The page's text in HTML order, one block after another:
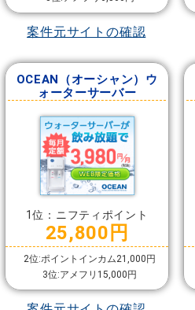
案件元サイトの確認
OCEAN（オーシャン）ウ
ォーターサーバー
1位：ニフティポイント
25,800円
2位:ポイントインカム21,000円
3位:アメフリ15,000円